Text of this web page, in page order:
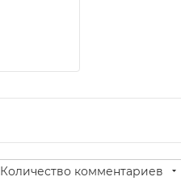
Количество комментариев